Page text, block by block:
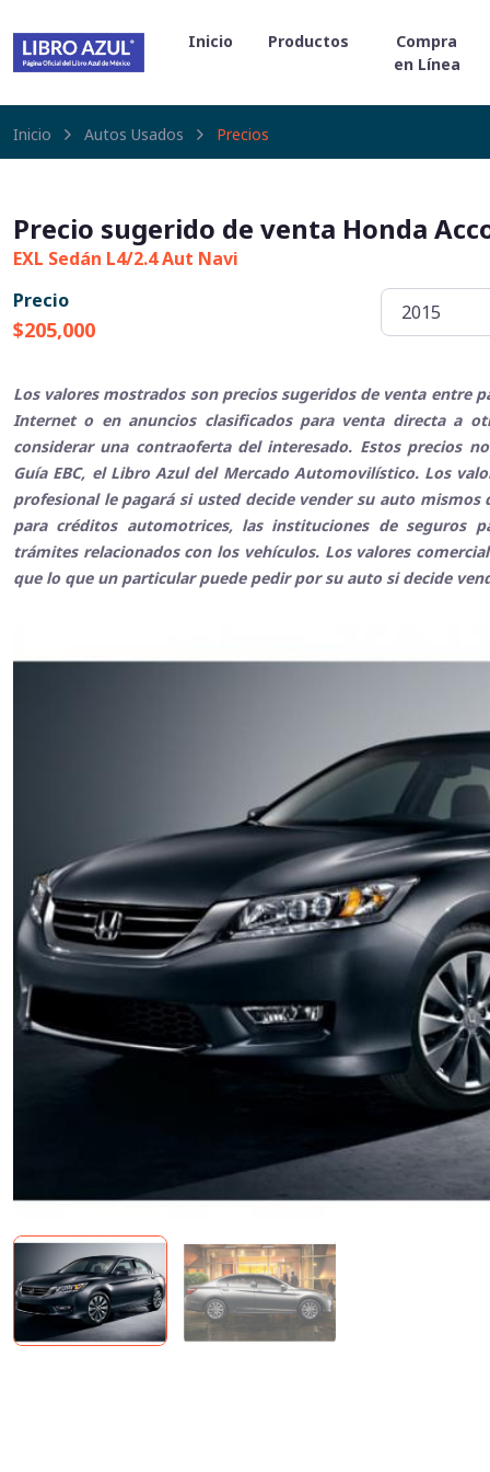
Inicio Productos
Compra
en Línea
Inicio Autos Usados Precios
Precio sugerido de venta Honda
EXL Sedán L4/2.4 Aut Navi
Precio
$205,000
Los valores mostrados son precios sugeridos de venta entre
Internet o en anuncios clasificados para venta directa a
considerar una contraoferta del interesado. Estos precios
Guía EBC, el Libro Azul del Mercado Automovilístico. Los
profesional le pagará si usted decide vender su auto
para créditos automotrices, las instituciones de seguros
trámites relacionados con los vehículos. Los valores
que lo que un particular puede pedir por su auto si decide